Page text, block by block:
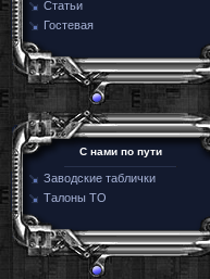
Статьи
Гостевая
C нами по пути
Заводские таблички
Талоны ТО